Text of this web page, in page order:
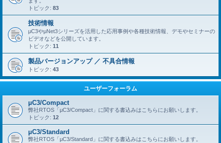
トピック: 83
技術情報
μC3やμNet3シリーズを活用した応用事例や各種技術情報、デモやセミナーの
ビデオなどを公開しています。
トピック: 11
製品バージョンアップ ／ 不具合情報
トピック: 43
ユーザーフォーラム
μC3/Compact
弊社RTOS「μC3/Compact」に関する書込みはこちらにお願いします。
トピック: 12
μC3/Standard
弊社RTOS「μC3/Standard」に関する書込みはこちらにお願いします。